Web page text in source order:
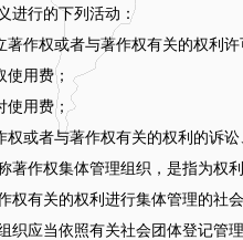
进行的下列活动：
权或者与著作权有关的权利许
用费；
用费；
者与著作权有关的权利的诉讼
作权集体管理组织，是指为权利
权有关的权利进行集体管理的社会
应当依照有关社会团体登记管